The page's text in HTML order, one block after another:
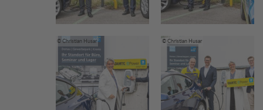
© Christian Husar © Christian Husar